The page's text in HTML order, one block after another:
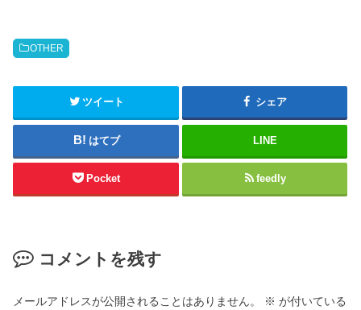
OTHER
ツイート シェア
はてブ LINE
Pocket feedly
コメントを残す
メールアドレスが公開されることはありません。 ※ が付いている